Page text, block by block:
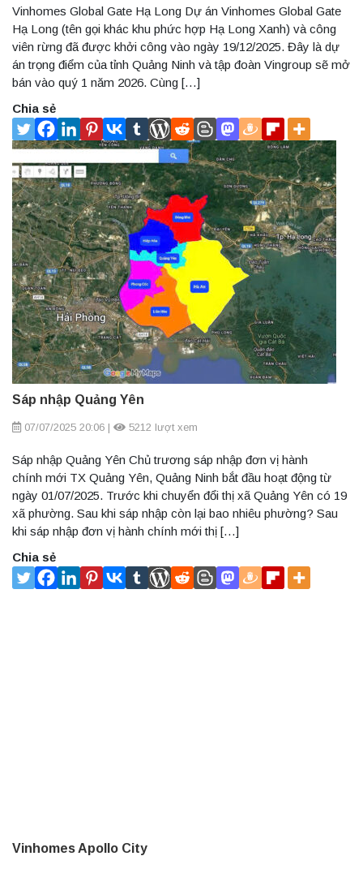
Vinhomes Global Gate Hạ Long Dự án Vinhomes Global Gate
Hạ Long (tên gọi khác khu phức hợp Hạ Long Xanh) và công
viên rừng đã được khởi công vào ngày 19/12/2025. Đây là dự
án trọng điểm của tỉnh Quảng Ninh và tập đoàn Vingroup sẽ mở
bán vào quý 1 năm 2026. Cùng […]
Chia sẻ
Sáp nhập Quảng Yên
07/07/2025 20:06 | 5212 lượt xem
Sáp nhập Quảng Yên Chủ trương sáp nhập đơn vị hành
chính mới TX Quảng Yên, Quảng Ninh bắt đầu hoạt động từ
ngày 01/07/2025. Trước khi chuyển đổi thị xã Quảng Yên có 19
xã phường. Sau khi sáp nhập còn lại bao nhiêu phường? Sau
khi sáp nhập đơn vị hành chính mới thị […]
Chia sẻ
Vinhomes Apollo City